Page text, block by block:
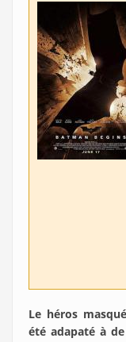
Le héros
été adapaté à